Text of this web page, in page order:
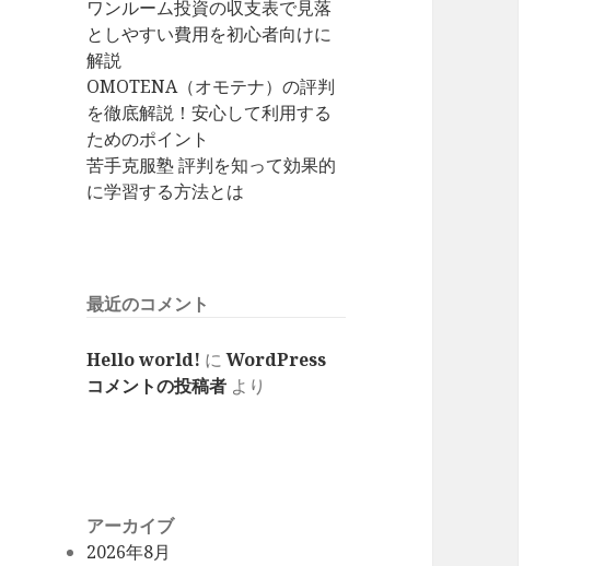
ワンルーム投資の収支表で見落
としやすい費用を初心者向けに
解説
OMOTENA（オモテナ）の評判
を徹底解説！安心して利用する
ためのポイント
苦手克服塾 評判を知って効果的
に学習する方法とは
最近のコメント
Hello world! にWordPress
コメントの投稿者 より
アーカイブ
2026年8月